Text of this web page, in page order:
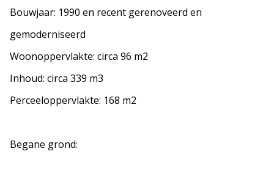
Bouwjaar: 1990 en recent gerenoveerd en
gemoderniseerd
Woonoppervlakte: circa 96 m2
Inhoud: circa 339 m3
Perceeloppervlakte: 168 m2
Begane grond: